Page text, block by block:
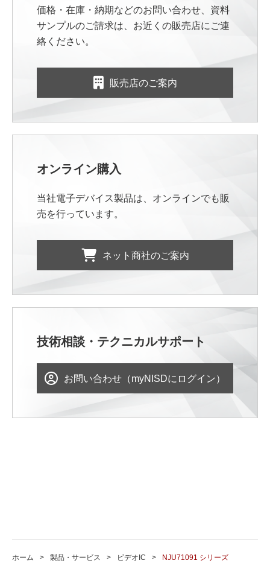
価格・在庫・納期などのお問い合わせ、資料
サンプルのご請求は、お近くの販売店にご連
絡ください。
販売店のご案内
オンライン購入
当社電子デバイス製品は、オンラインでも販
売を行っています。
ネット商社のご案内
技術相談・テクニカルサポート
お問い合わせ（myNISDにログイン）
ホーム 製品・サービス ビデオIC NJU71091 シリーズ